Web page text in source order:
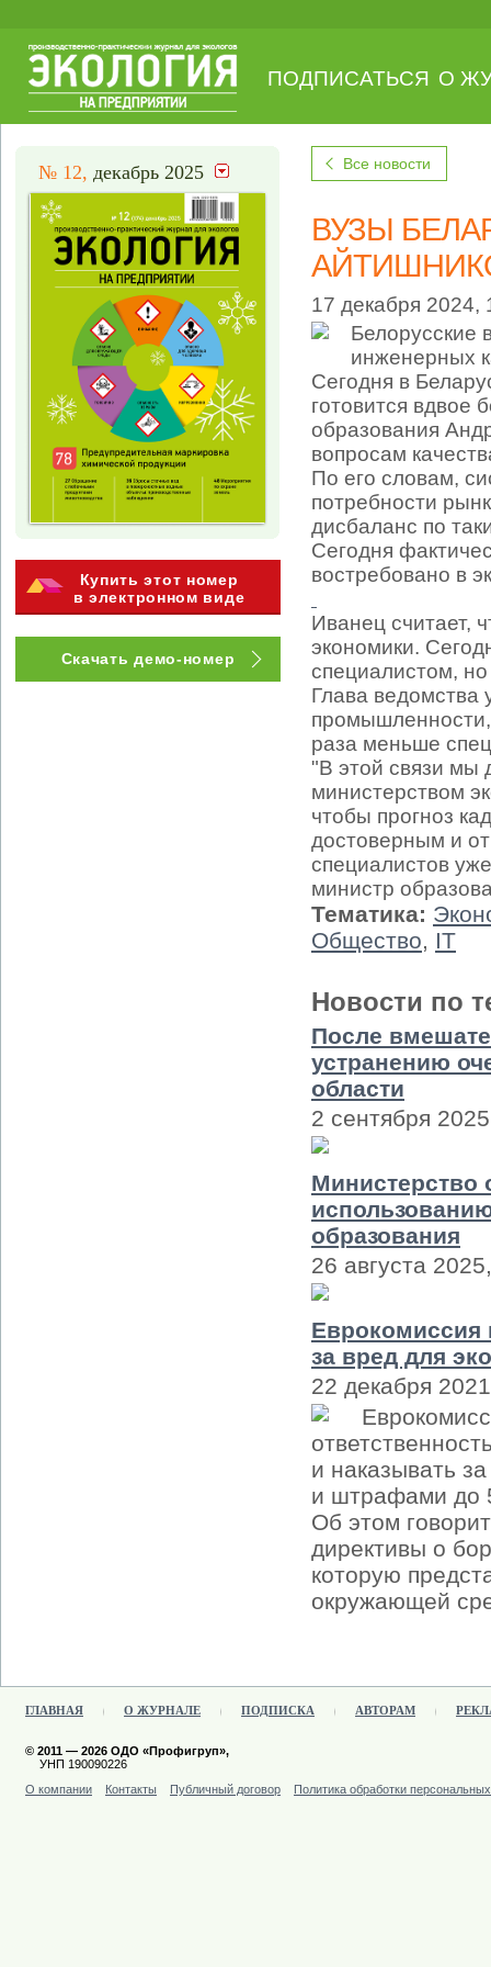
ПОДПИСАТЬСЯ О
№ 12, декабрь 2025
Купить этот номер
в электронном виде
Скачать демо-номер
Все новости
ВУЗЫ
17 декабря 2024,
Белорусские
инженерных
Сегодня в
готовится вдвое
образования
вопросам
По его словам,
потребности
дисбаланс по
Сегодня
востребовано в
Иванец считает,
экономики.
специалистом,
Глава ведомства
промышленности,
раза меньше
"В этой связи мы
министерством
чтобы прогноз
достоверным и
специалистов
министр
Тематика:
Общество, IT
Новости по
После
устранению
области
2 сентября
Министерство
образования
26 августа
Еврокомиссия
за вред для
22 декабря
и наказывать
и штрафами до
Об этом
директивы о
которую
окружающей
ГЛАВНАЯ О ЖУРНАЛЕ ПОДПИСКА АВТОРАМ
© 2011 — 2026 ОДО «Профигруп»,
УНП 190090226
О компании
Контакты Публичный договор Политика обработки